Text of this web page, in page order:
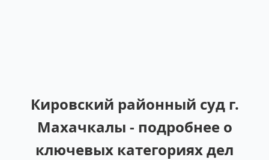
Кировский районный суд г.
Махачкалы - подробнее о
ключевых категориях дел